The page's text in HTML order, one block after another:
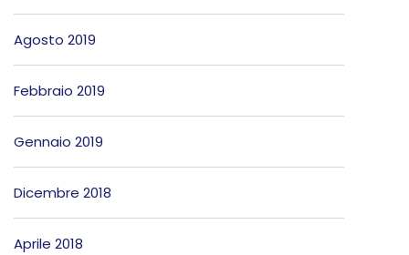
Agosto 2019
Febbraio 2019
Gennaio 2019
Dicembre 2018
Aprile 2018